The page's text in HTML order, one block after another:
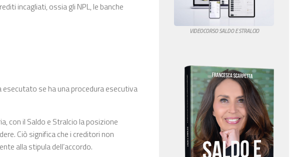
incagliati, ossia gli NPL, le banche
se ha una procedura esecutiva
con il Saldo e Stralcio la posizione
Ciò significa che i creditori non
alla stipula dell’accordo.
VIDEOCORSO SALDO E STRALCIO